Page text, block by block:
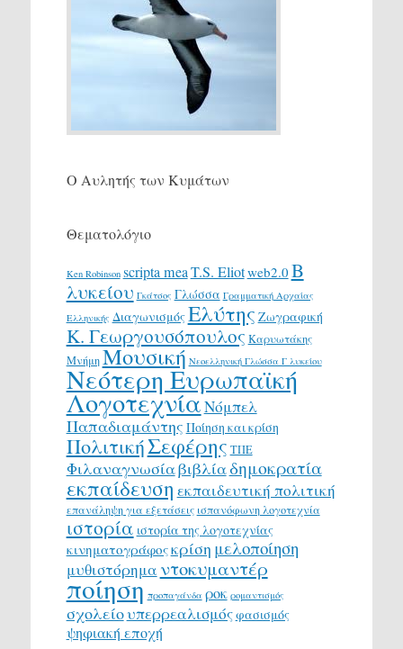
Ο Αυλητής των Κυμάτων
Θεματολόγιο
Ken Robinson scripta meaT.S. Eliotweb2.0 Β
λυκείου Γκάτσος Γλώσσα Γραμματική Αρχαίας
Ελληνικής ΔιαγωνισμόςΕλύτης Ζωγραφική
Κ. Γεωργουσόπουλος Καρυωτάκης
ΜνήμηΜουσική Νεοελληνική Γλώσσα Γ λυκείου
Νεότερη Ευρωπαϊκή
ΛογοτεχνίαΝόμπελ
Παπαδιαμάντης Ποίηση και κρίση
ΠολιτικήΣεφέρης ΤΠΕ
Φιλαναγνωσίαβιβλίαδημοκρατία
εκπαίδευση εκπαιδευτική πολιτική
επανάληψη για εξετάσεις ισπανόφωνη λογοτεχνία
ιστορία ιστορία της λογοτεχνίας
κινηματογράφοςκρίση μελοποίηση
μυθιστόρημα ντοκυμαντέρ
ποίηση προπαγάνδα ροκ ρομαντισμός
σχολείουπερρεαλισμόςφασισμός
ψηφιακή εποχή